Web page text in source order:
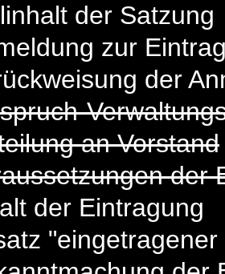
der Satzung
zur
der
an Vorstand
der
der Eintragung
"eingetragener